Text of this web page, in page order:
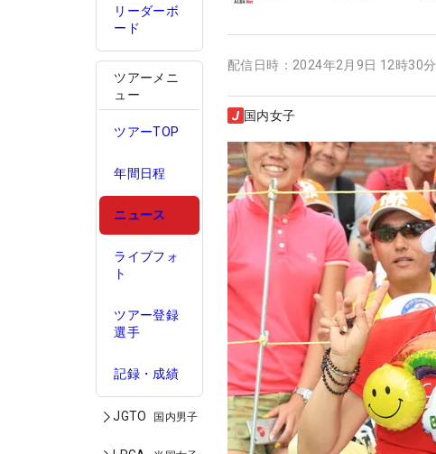
リーダーボ
ード
ツアーメニ
ュー
ツアーTOP
年間日程
ニュース
ライブフォ
ト
ツアー登録
選手
記録・成績
JGTO 国内男子
配信日時： 2024年2月9日 12時30分
国内女子